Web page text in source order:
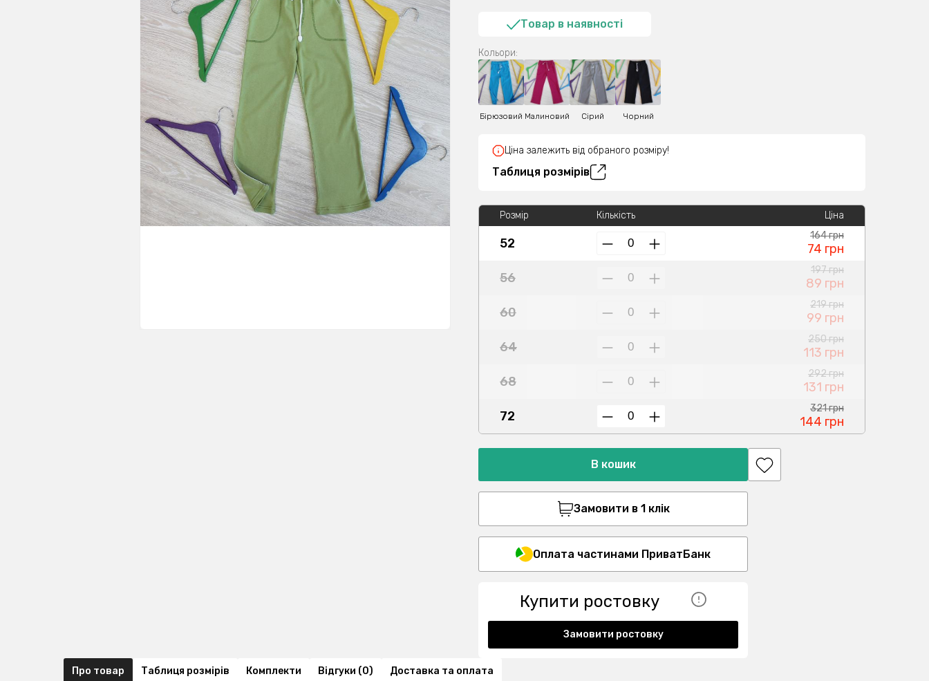
Товар в наявності
Кольори:
Бірюзовий Малиновий Сірий Чорний
Ціна залежить від обраного розміру!
Таблиця розмірів
Розмір
52
56
60
64
68
72
Кількість
Ціна
164 грн
74 грн
197 грн
89 грн
219 грн
99 грн
250 грн
113 грн
292 грн
131 грн
321 грн
144 грн
В кошик
Замовити в 1 клік
Оплата частинами ПриватБанк
Купити ростовку
Замовити ростовку
Про товар Таблиця розмірів Комплекти Відгуки (0) Доставка та оплата